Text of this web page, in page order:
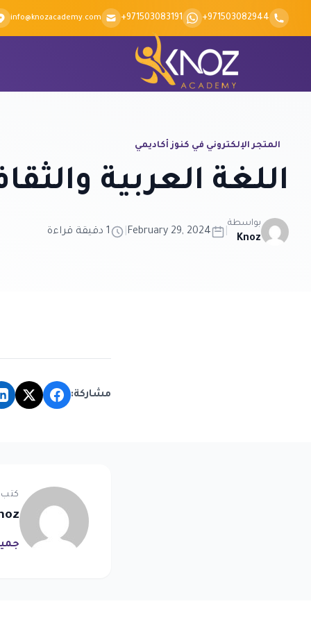
Skip to content
+971503082944
+971503083191
info@knozacademy.com
المتجر الإلكتروني في كنوز أكاديمي
اللغة العربية
بواسطة
Knoz
February 29, 2024 1 دقيقة قراءة
مشاركة: